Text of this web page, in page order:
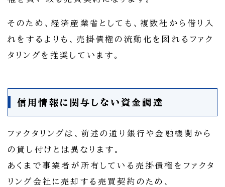
そのため、経済産業省としても、複数社から借り入
れをするよりも、売掛債権の流動化を図れるファク
タリングを推奨しています。
信用情報に関与しない資金調達
ファクタリングは、前述の通り銀行や金融機関から
の貸し付けとは異なります。
あくまで事業者が所有している売掛債権をファクタ
リング会社に売却する売買契約のため、